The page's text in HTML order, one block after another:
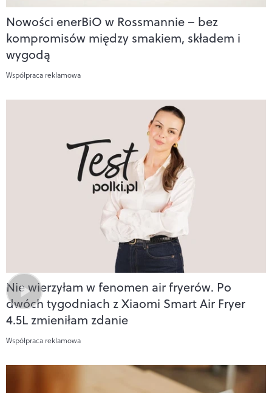
Nowości enerBiO w Rossmannie – bez
kompromisów między smakiem, składem i
wygodą
Współpraca reklamowa
Nie wierzyłam w fenomen air fryerów. Po
dwóch tygodniach z Xiaomi Smart Air Fryer
4.5L zmieniłam zdanie
Współpraca reklamowa